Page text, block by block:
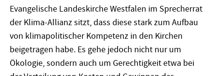
Evangelische Landeskirche Westfalen im Sprecherrat
der Klima-Allianz sitzt, dass diese stark zum Aufbau
von klimapolitischer Kompetenz in den Kirchen
beigetragen habe. Es gehe jedoch nicht nur um
Ökologie, sondern auch um Gerechtigkeit etwa bei